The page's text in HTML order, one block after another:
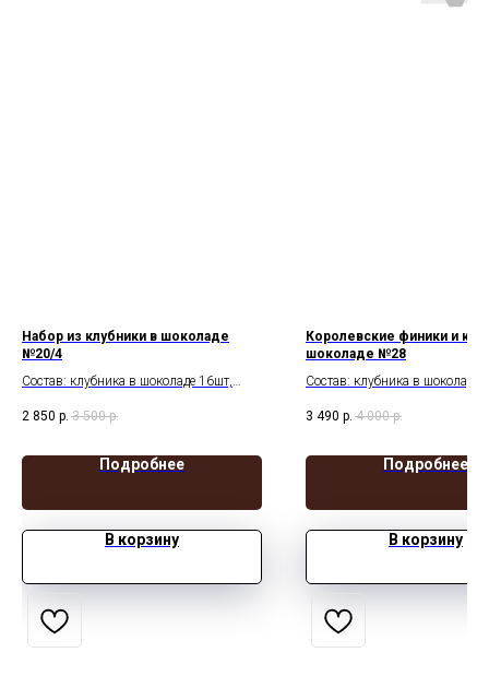
Набор из клубники в шоколаде
№20/4
Состав: клубника в шоколаде 16шт,
2 850 р. 3 500 р.
Подробнее
В корзину
Королевские финики и
шоколаде №28
Состав: клубника в шоколаде
3 490 р. 4 000 р.
Подробнее
В корзину